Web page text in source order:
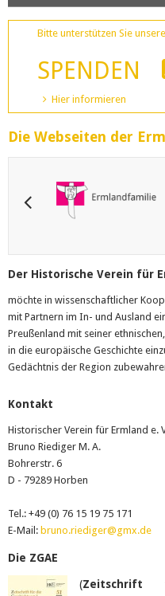
Bitte unterstützen Sie
SPENDEN
Hier informieren
Die Webseiten der
Der Historische Verein für
möchte in wissenschaftlicher
mit Partnern im In- und Ausland
Preußenland mit seiner
in die europäische Geschichte
Gedächtnis der Region
Kontakt
Historischer Verein für Ermland e.
Bruno Riediger M. A.
Bohrerstr. 6
D - 79289 Horben
Tel.: +49 (0) 76 15 19 75 171
E-Mail: bruno.riediger@gmx.de
Die ZGAE
(Zeitschrift